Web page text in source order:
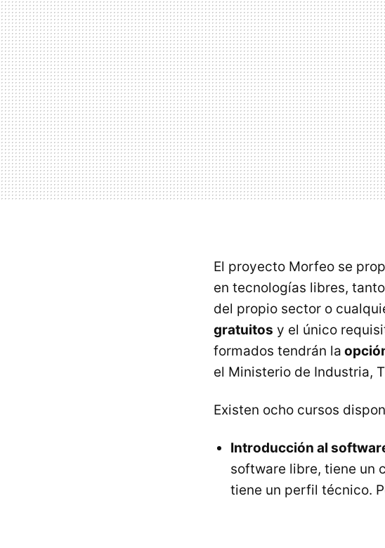
El proyecto Morfeo se
en tecnologías libres,
del propio sector o
gratuitos y el único
formados tendrán la
el Ministerio de Industria,
Existen ocho cursos
Introducción al
software libre, tiene un
tiene un perfil técnico.